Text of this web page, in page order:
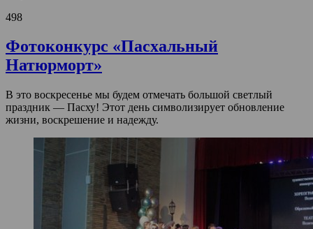
498
Фотоконкурс «Пасхальный
Натюрморт»
В это воскресенье мы будем отмечать большой светлый
праздник — Пасху! Этот день символизирует обновление
жизни, воскрешение и надежду.